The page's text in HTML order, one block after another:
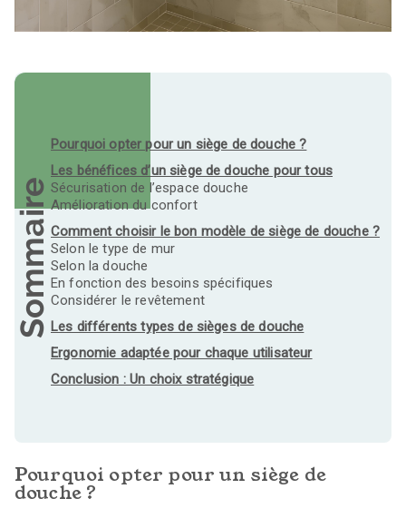
Sommaire
Pourquoi opter pour un siège de douche ?
Les bénéfices d’un siège de douche pour tous
Sécurisation de l’espace douche
Amélioration du confort
Comment choisir le bon modèle de siège de douche ?
Selon le type de mur
Selon la douche
En fonction des besoins spécifiques
Considérer le revêtement
Les différents types de sièges de douche
Ergonomie adaptée pour chaque utilisateur
Conclusion : Un choix stratégique
Pourquoi opter pour un siège de
douche ?